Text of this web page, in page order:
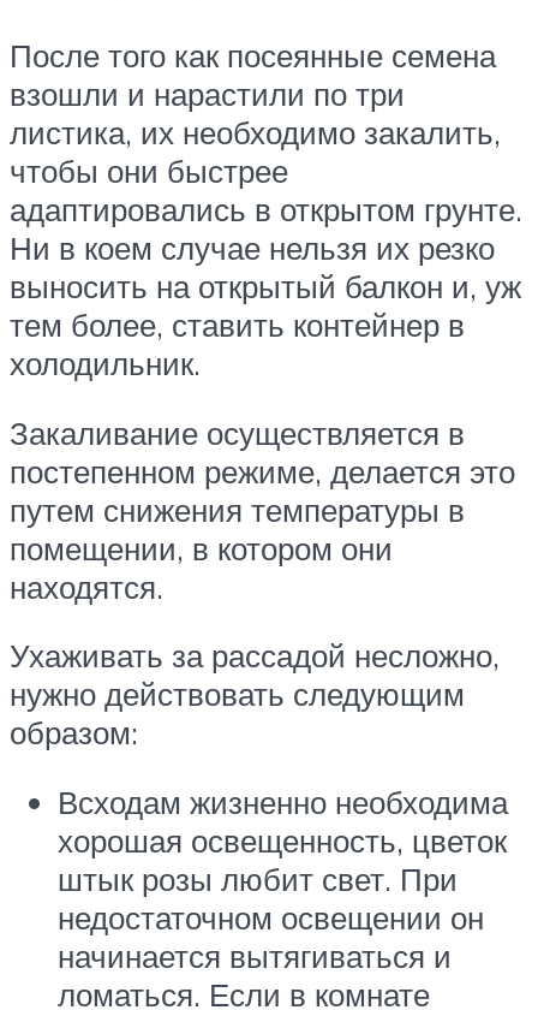
После того как посеянные семена
взошли и нарастили по три
листика, их необходимо закалить,
чтобы они быстрее
адаптировались в открытом грунте.
Ни в коем случае нельзя их резко
выносить на открытый балкон и, уж
тем более, ставить контейнер в
холодильник.
Закаливание осуществляется в
постепенном режиме, делается это
путем снижения температуры в
помещении, в котором они
находятся.
Ухаживать за рассадой несложно,
нужно действовать следующим
образом:
Всходам жизненно необходима
хорошая освещенность, цветок
штык розы любит свет. При
недостаточном освещении он
начинается вытягиваться и
ломаться. Если в комнате